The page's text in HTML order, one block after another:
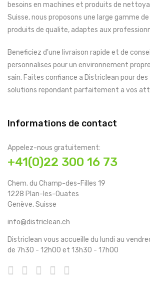
besoins en machines et produits de
Suisse, nous proposons une large gamme de
produits de qualite, adaptes aux
Beneficiez d'une livraison rapide et de
personnalises pour un environnement
sain. Faites confiance a Districlean pour des
solutions repondant parfaitement a vos
Informations de contact
Appelez-nous gratuitement:
+41(0)22 300 16 73
Chem. du Champ-des-Filles 19
1228 Plan-les-Ouates
Genève, Suisse
info@districlean.ch
Districlean vous accueille du lundi au
de 7h30 - 12h00 et 13h30 - 17h00